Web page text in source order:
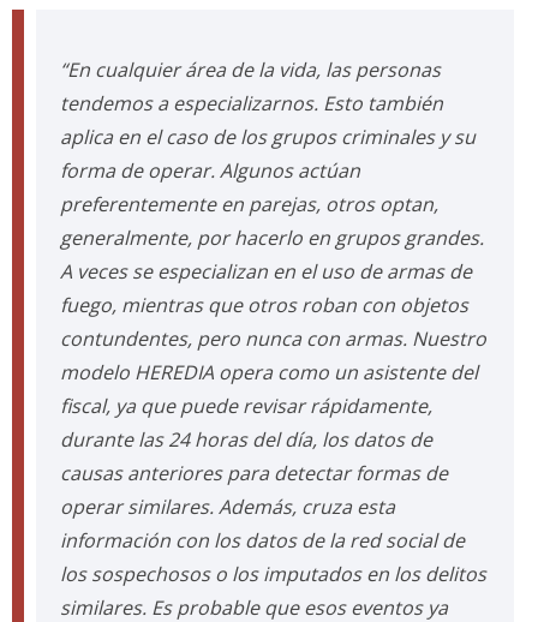
“En cualquier área de la vida, las personas
tendemos a especializarnos. Esto también
aplica en el caso de los grupos criminales y su
forma de operar. Algunos actúan
preferentemente en parejas, otros optan,
generalmente, por hacerlo en grupos grandes.
A veces se especializan en el uso de armas de
fuego, mientras que otros roban con objetos
contundentes, pero nunca con armas. Nuestro
modelo HEREDIA opera como un asistente del
fiscal, ya que puede revisar rápidamente,
durante las 24 horas del día, los datos de
causas anteriores para detectar formas de
operar similares. Además, cruza esta
información con los datos de la red social de
los sospechosos o los imputados en los delitos
similares. Es probable que esos eventos ya